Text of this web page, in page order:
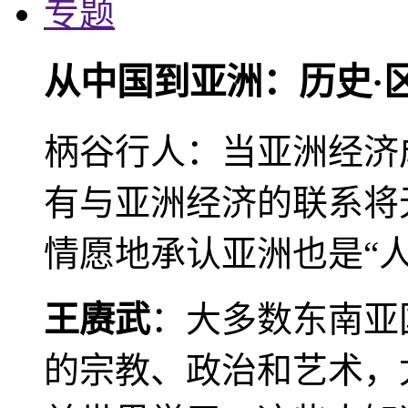
专题
从中国到亚洲：历史·
柄谷行人：当亚洲经
有与亚洲经济的联系
情愿地承认亚洲也是“
王赓武：大多数东南
的宗教、政治和艺术